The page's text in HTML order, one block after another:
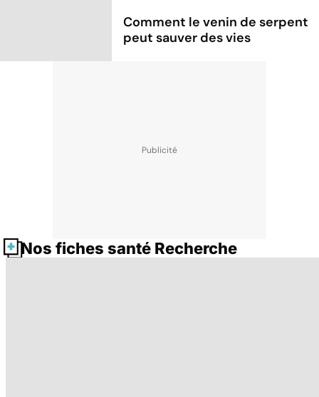
Comment le venin de serpent
peut sauver des vies
Nos fiches santé Recherche